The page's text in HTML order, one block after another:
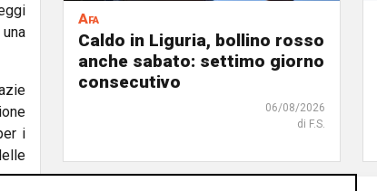
i
Afa
Caldo in Liguria, bollino rosso
anche sabato: settimo giorno
consecutivo
06/08/2026
di F.S.